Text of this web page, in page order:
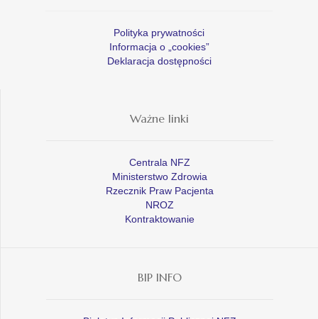
Polityka prywatności
Informacja o „cookies”
Deklaracja dostępności
Ważne linki
Centrala NFZ
Ministerstwo Zdrowia
Rzecznik Praw Pacjenta
NROZ
Kontraktowanie
BIP INFO